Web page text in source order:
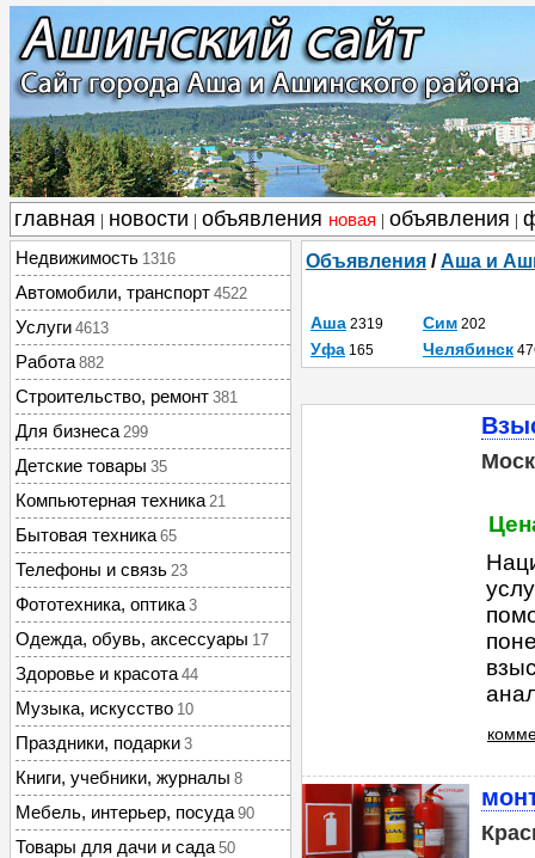
главная новости объявления новая объявления
Недвижимость 1316
Автомобили, транспорт 4522
Услуги 4613
Работа 882
Строительство, ремонт 381
Для бизнеса 299
Детские товары 35
Компьютерная техника 21
Бытовая техника 65
Телефоны и связь 23
Фототехника, оптика 3
Одежда, обувь, аксессуары 17
Здоровье и красота 44
Музыка, искусство 10
Праздники, подарки 3
Книги, учебники, журналы 8
Мебель, интерьер, посуда 90
Товары для дачи и сада 50
Объявления /Аша и
Аша 2319 Сим 202
Уфа 165 Челябинск